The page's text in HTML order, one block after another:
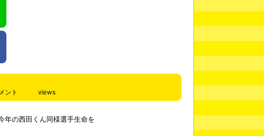
ント views
の西田くん同様選手生命を